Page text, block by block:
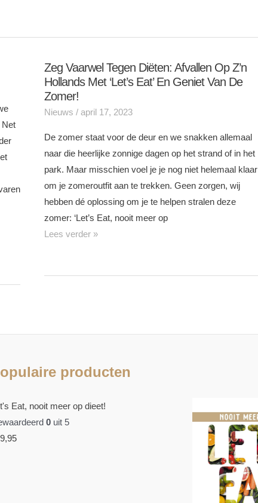
Net
Zeg Vaarwel Tegen Diëten: Afvallen Op Z’n
Hollands Met ‘Let’s Eat’ En Geniet Van De
Zomer!
Nieuws / april 17, 2023
De zomer staat voor de deur en we snakken allemaal
naar die heerlijke zonnige dagen op het strand of in het
park. Maar misschien voel je je nog niet helemaal klaar
om je zomeroutfit aan te trekken. Geen zorgen, wij
hebben dé oplossing om je te helpen stralen deze
zomer: ‘Let’s Eat, nooit meer op
Zeg
Vaarwel
tegen
Diëten:
Afvallen
Hollands
met
Eat’
van
Lees verder »
producten
Eat, nooit meer op dieet!
0 uit 5